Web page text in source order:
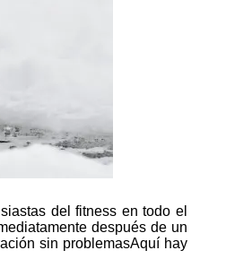
del fitness en todo el
después de un
sin problemasAquí hay